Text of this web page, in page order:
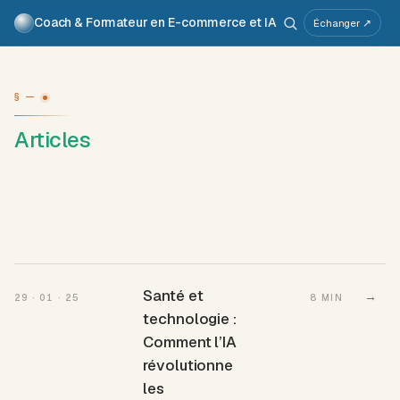
Coach & Formateur en E-commerce et IA
Pour qui Services Travaux Voix À propos Atelier IA Métiers
Échanger ↗
§ —
Articles
29 · 01 · 25
Santé et
technologie :
Comment l’IA
révolutionne
les
8 MIN →